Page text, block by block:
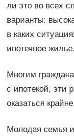
ли это во всех
варианты:
в каких
ипотечное жилье.
Многим
с ипотекой, эти
оказаться
Молодая семья